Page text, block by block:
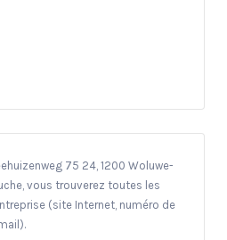
75 24, 1200 Woluwe-
vous trouverez toutes les
(site Internet, numéro de